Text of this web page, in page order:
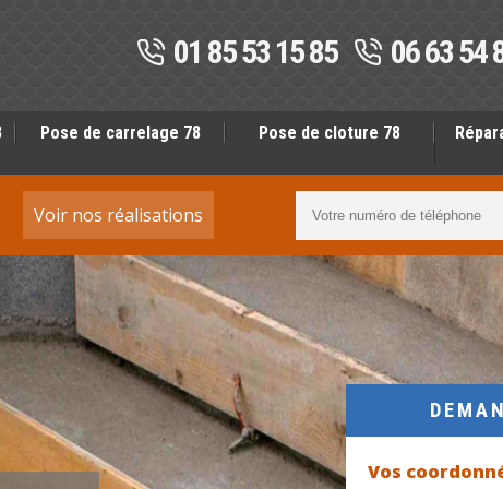
01 85 53 15 85 06 63 54
Pose de carrelage 78 Pose de cloture 78
Voir nos réalisations
Vos